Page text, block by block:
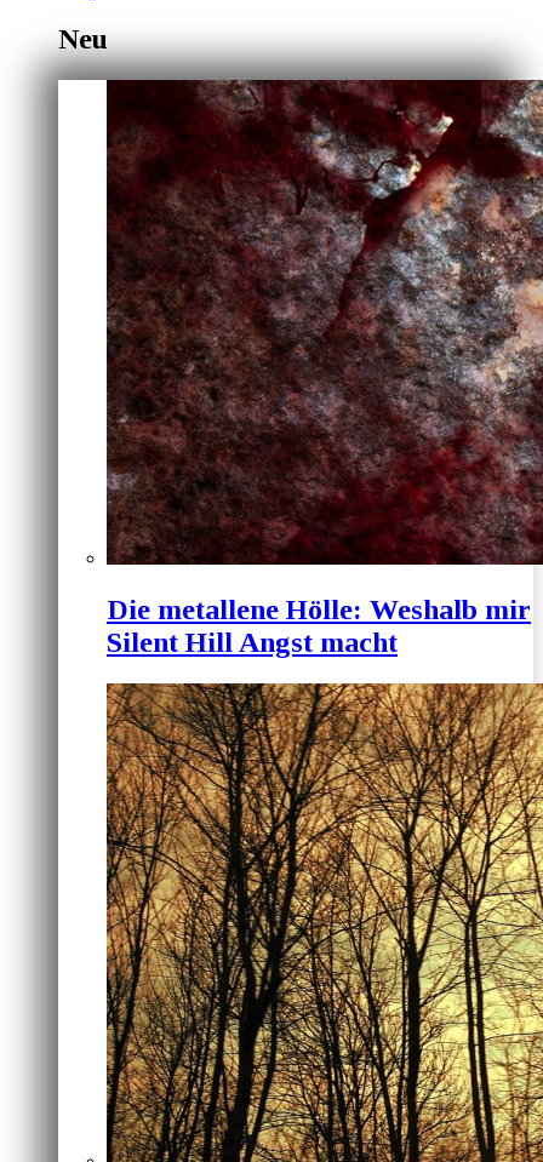
Neu
Die metallene Hölle: Weshalb mir
Silent Hill Angst macht